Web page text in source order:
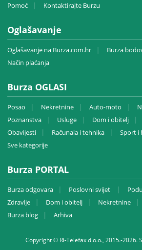
Pomoć Kontaktirajte Burzu
Oglašavanje
Oglašavanje na Burza.com.hr
Burza
Način plaćanja
Burza OGLASI
Posao Nekretnine Auto-moto
Poznanstva
Usluge Dom i obitelj
Obavijesti
Računala i tehnika
Sport i
Sve kategorije
Burza PORTAL
Burza odgovara Poslovni svijet
Zdravlje
Dom i obitelj Nekretnine
Burza blog
Arhiva
Copyright © Ri-Telefax d.o.o., 2015.-2026.